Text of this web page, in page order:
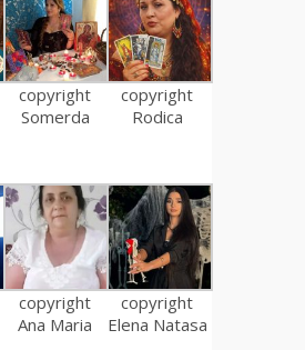
copyright
Somerda
copyright
Rodica
copyright
Ana Maria
copyright
Elena Natasa